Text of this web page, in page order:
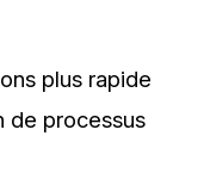
plus rapide
de processus